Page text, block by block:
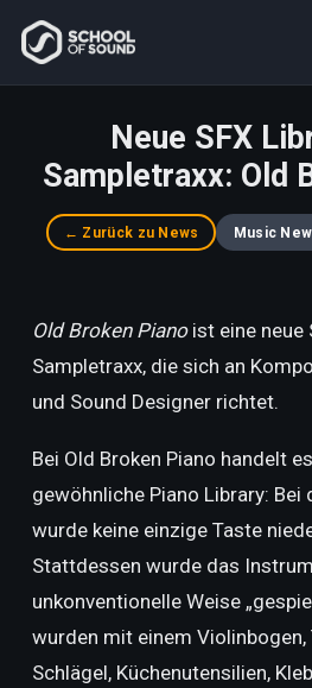
Neue SFX
Sampletraxx: Old
← Zurück zu News Music
Old Broken Pianoist eine neue
Sampletraxx, die sich an
und Sound Designer richtet.
Bei Old Broken Piano handelt
gewöhnliche Piano Library: Bei
wurde keine einzige Taste
Stattdessen wurde das
unkonventionelle Weise
wurden mit einem
Schlägel, Küchenutensilien,